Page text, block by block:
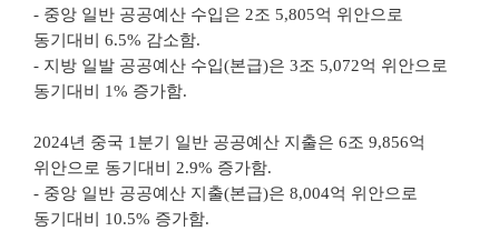
- 중앙 일반 공공예산 수입은 2조 5,805억 위안으로
동기대비 6.5% 감소함.
- 지방 일발 공공예산 수입(본급)은 3조 5,072억 위안으로
동기대비 1% 증가함.
2024년 중국 1분기 일반 공공예산 지출은 6조 9,856억
위안으로 동기대비 2.9% 증가함.
- 중앙 일반 공공예산 지출(본급)은 8,004억 위안으로
동기대비 10.5% 증가함.